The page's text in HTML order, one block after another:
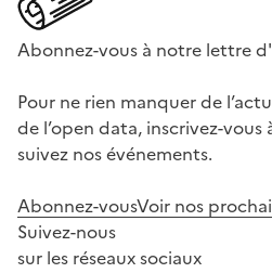
Abonnez-vous à notre lettre
Pour ne rien manquer de
de l’open data, inscrivez-
suivez nos événements.
Abonnez-vousVoir nos
Suivez-nous
sur les réseaux sociaux